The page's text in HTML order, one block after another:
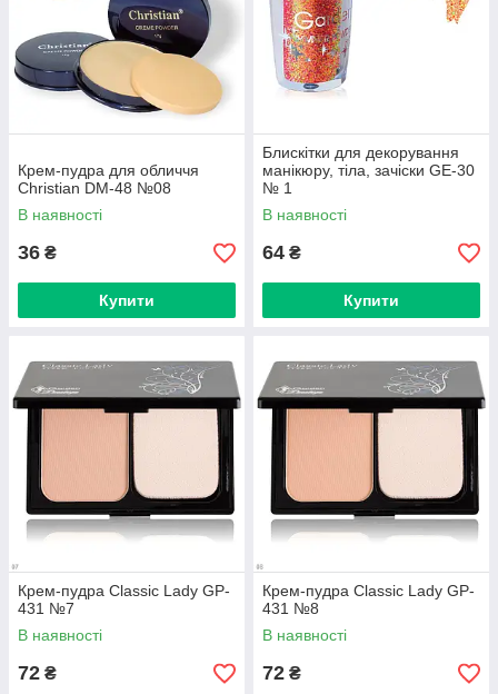
Крем-пудра для обличчя
Christian DM-48 №08
В наявності
36 ₴
Купити
Блискітки для декорування
манікюру, тіла, зачіски GE-30
№ 1
В наявності
64 ₴
Купити
Крем-пудра Classic Lady GP-
431 №7
В наявності
72 ₴
Крем-пудра Classic Lady GP-
431 №8
В наявності
72 ₴